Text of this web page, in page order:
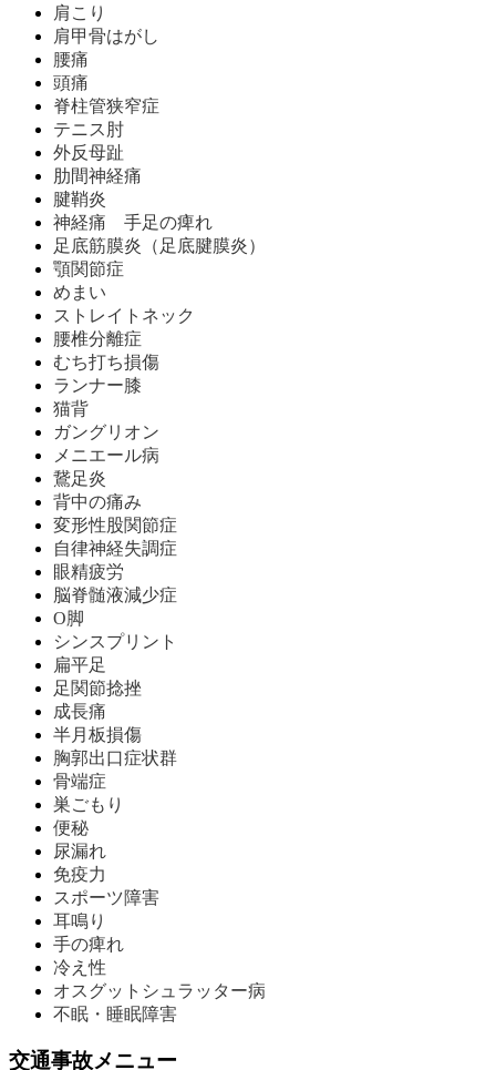
肩こり
肩甲骨はがし
腰痛
頭痛
脊柱管狭窄症
テニス肘
外反母趾
肋間神経痛
腱鞘炎
神経痛 手足の痺れ
足底筋膜炎（足底腱膜炎）
顎関節症
めまい
ストレイトネック
腰椎分離症
むち打ち損傷
ランナー膝
猫背
ガングリオン
メニエール病
鵞足炎
背中の痛み
変形性股関節症
自律神経失調症
眼精疲労
脳脊髄液減少症
O脚
シンスプリント
扁平足
足関節捻挫
成長痛
半月板損傷
胸郭出口症状群
骨端症
巣ごもり
便秘
尿漏れ
免疫力
スポーツ障害
耳鳴り
手の痺れ
冷え性
オスグットシュラッター病
不眠・睡眠障害
交通事故メニュー